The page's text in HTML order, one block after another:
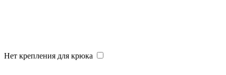
Нет крепления для крюка